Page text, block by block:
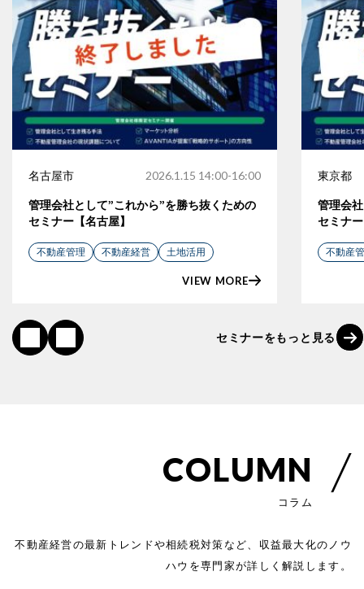
名古屋市 2026.1.15 14:00-16:00
管理会社として”これから”を勝ち抜くための
セミナー【名古屋】
不動産管理 不動産経営 土地活用
VIEW MORE
東京都
管理会
セミナ
不動産
セ ミナーをも っ と 見る
COLUMN
コ ラ ム
不動産経営の最新トレンドや相続税対策など、 収益最大化のノウ
ハウを専門家が詳しく解説します。